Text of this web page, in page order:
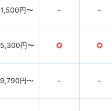
1,500円〜 - -
5,300円〜 ○ ○
9,790円〜 - -